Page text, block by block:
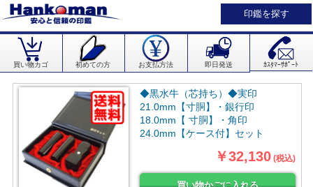
印鑑を探す
買い物カゴ 初めての方 お支払方法 即日発送 ｶｽﾀﾏｰｻﾎﾟｰﾄ
◆黒水牛（芯持ち）◆実印
21.0mm【寸胴】・銀行印
18.0mm【 寸胴】・角印
24.0mm【ケース付】セット
￥32,130 (税込)